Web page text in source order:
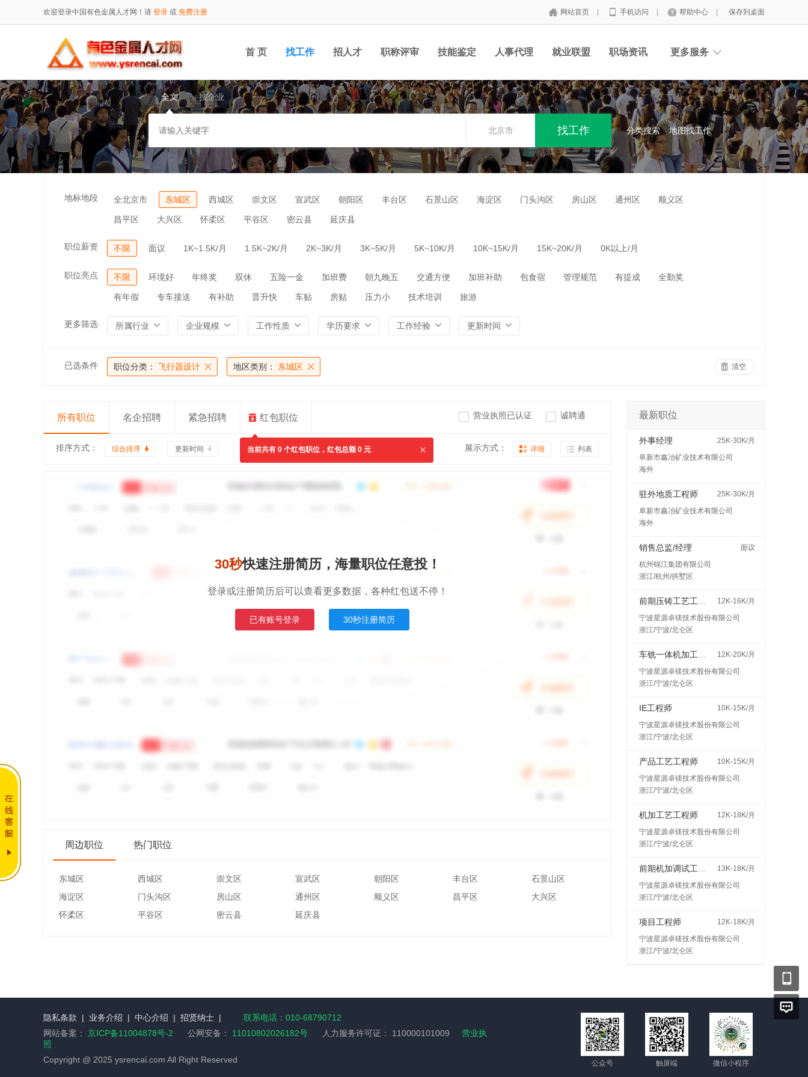
欢迎登录中国有色金属人才网！请 登录 或 免费注册 网站首页 手机访问 帮助中心 保存到桌面
首 页 找工作 招人才 职称评审 技能鉴定 人事代理 就业联盟 职场资讯 更多服务
全文 搜企业
北京市 分类搜索 地图找工作
地标地段 全北京市 东城区 西城区 崇文区 宣武区 朝阳区 丰台区 石景山区 海淀区 门头沟区 房山区 通州区 顺义区
昌平区 大兴区 怀柔区 平谷区 密云县 延庆县
职位薪资 不限 面议 1K~1.5K/月 1.5K~2K/月 2K~3K/月 3K~5K/月 5K~10K/月 10K~15K/月 15K~20K/月 0K以上/月
职位亮点 不限 环境好 年终奖 双休 五险一金 加班费 朝九晚五 交通方便 加班补助 包食宿 管理规范 有提成 全勤奖
有年假 专车接送 有补助 晋升快 车贴 房贴 压力小 技术培训 旅游
更多筛选 所属行业 企业规模 工作性质 学历要求 工作经验 更新时间
已选条件 职位分类： 飞行器设计 地区类别： 东城区 清空
所有职位 名企招聘 紧急招聘 红包职位
当前共有 0 个红包职位，红包总额 0 元
营业执照已认证 诚聘通
排序方式： 综合排序 更新时间 展示方式： 详细 列表
30秒快速注册简历，海量职位任意投！
登录或注册简历后可以查看更多数据，各种红包送不停！
已有账号登录 30秒注册简历
周边职位 热门职位
东城区 西城区 崇文区 宣武区 朝阳区 丰台区
石景山区
海淀区
门头沟区 房山区 通州区 顺义区 昌平区
大兴区
怀柔区
平谷区 密云县 延庆县
最新职位
外事经理
25K-30K/月
阜新市鑫冶矿业技术有限公司
海外
驻外地质工程师
25K-30K/月
阜新市鑫冶矿业技术有限公司
海外
销售总监/经理
面议
杭州锦江集团有限公司
浙江/杭州/拱墅区
12K-16K/月
宁波星源卓镁技术股份有限公司
浙江/宁波/北仑区
12K-20K/月
宁波星源卓镁技术股份有限公司
浙江/宁波/北仑区
IE工程师
10K-15K/月
宁波星源卓镁技术股份有限公司
浙江/宁波/北仑区
产品工艺工程师
10K-15K/月
宁波星源卓镁技术股份有限公司
浙江/宁波/北仑区
机加工艺工程师
12K-18K/月
宁波星源卓镁技术股份有限公司
浙江/宁波/北仑区
13K-18K/月
宁波星源卓镁技术股份有限公司
浙江/宁波/北仑区
项目工程师
12K-18K/月
宁波星源卓镁技术股份有限公司
浙江/宁波/北仑区
隐私条款 | 业务介绍 | 中心介绍 | 招贤纳士 |
联系电话：010-68790712
网站备案： 京ICP备11004878号-2 公网安备： 11010802026182号 人力服务许可证： 110000101009
营业执
照
Copyright @ 2025 ysrencai.com All Right Reserved
公众号 触屏端 微信小程序